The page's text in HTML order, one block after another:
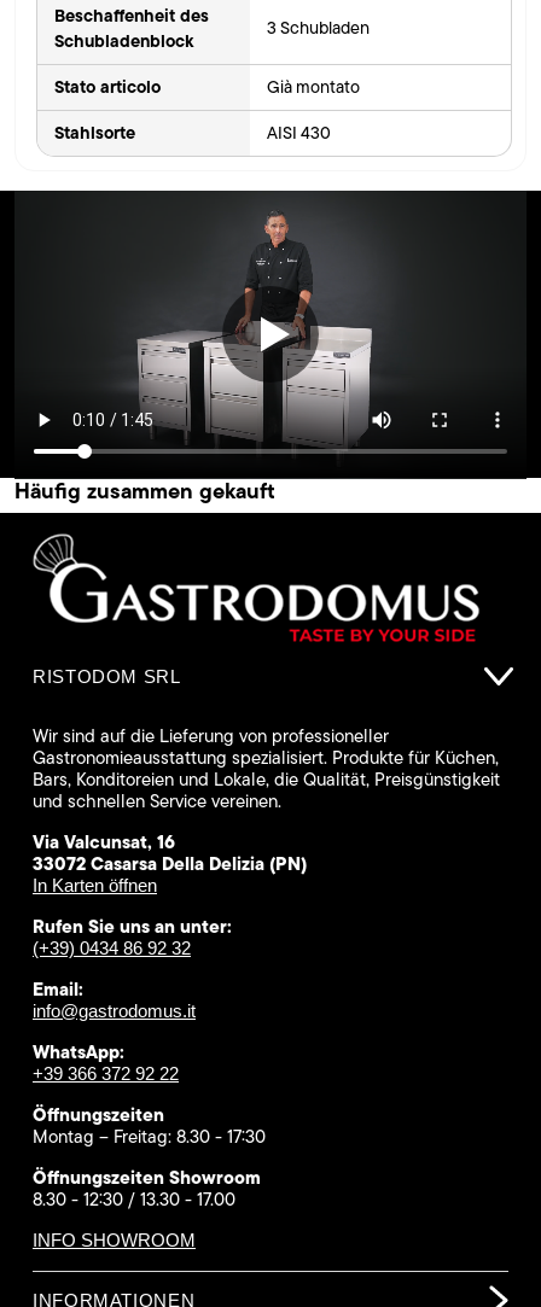
Beschaffenheit des
Schubladenblock
3 Schubladen
Stato articolo Già montato
Stahlsorte AISI 430
Häufig zusammen gekauft
RISTODOM SRL
Wir sind auf die Lieferung von professioneller
Gastronomieausstattung spezialisiert. Produkte für Küchen,
Bars, Konditoreien und Lokale, die Qualität, Preisgünstigkeit
und schnellen Service vereinen.
Via Valcunsat, 16
33072 Casarsa Della Delizia (PN)
In Karten öffnen
Rufen Sie uns an unter:
(+39) 0434 86 92 32
Email:
info@gastrodomus.it
WhatsApp:
+39 366 372 92 22
Öffnungszeiten
Montag – Freitag: 8.30 - 17:30
Öffnungszeiten Showroom
8.30 - 12:30 / 13.30 - 17.00
INFO SHOWROOM
INFORMATIONEN